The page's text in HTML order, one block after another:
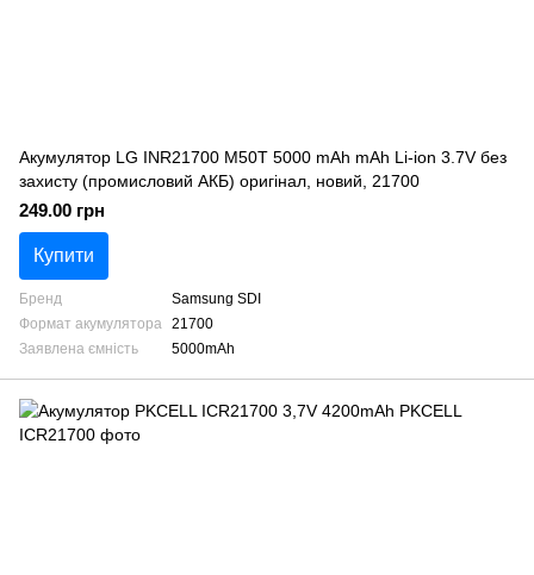
Акумулятор LG INR21700 M50T 5000 mAh mAh Li-ion 3.7V без
захисту (промисловий АКБ) оригінал, новий, 21700
249.00 грн
Купити
Бренд
Samsung SDI
Формат акумулятора 21700
Заявлена ємність
5000mAh